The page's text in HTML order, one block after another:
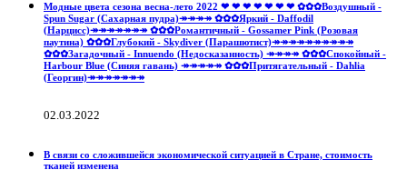
Модные цвета сезона весна-лето 2022 ❤ ❤ ❤ ❤ ❤ ❤ ❤ ✿✿✿Воздушный -
Spun Sugar (Сахарная пудра)↠↠↠↠ ✿✿✿Яркий - Daffodil
(Нарцисс)↠↠↠↠↠↠↠ ✿✿✿Романтичный - Gossamer Pink (Розовая
паутина) ✿✿✿Глубокий - Skydiver (Парашютист)↠↠↠↠↠↠↠↠↠↠
✿✿✿Загадочный - Innuendo (Недосказанность) ↠↠↠↠ ✿✿✿Спокойный -
Harbour Blue (Синяя гавань) ↠↠↠↠↠ ✿✿✿Притягательный - Dahlia
(Георгин)↠↠↠↠↠↠↠
02.03.2022
В связи со сложившейся экономической ситуацией в Стране, стоимость
тканей изменена